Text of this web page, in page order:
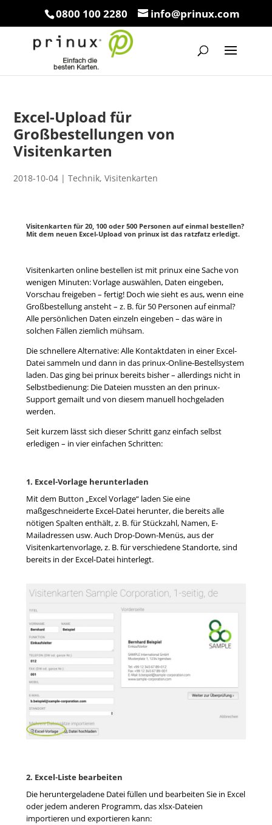
0800 100 2280 info@prinux.com
Excel-Upload für
Großbestellungen von
Visitenkarten
2018-10-04 |Technik,Visitenkarten
Visitenkarten für 20, 100 oder 500 Personen auf einmal bestellen?
Mit dem neuen Excel-Upload von prinux ist das ratzfatz erledigt.
Visitenkarten online bestellen ist mit prinux eine Sache von
wenigen Minuten: Vorlage auswählen, Daten eingeben,
Vorschau freigeben – fertig! Doch wie sieht es aus, wenn eine
Großbestellung ansteht – z. B. für 50 Personen auf einmal?
Alle persönlichen Daten einzeln eingeben – das wäre in
solchen Fällen ziemlich mühsam.
Die schnellere Alternative: Alle Kontaktdaten in einer Excel-
Datei sammeln und dann in das prinux-Online-Bestellsystem
laden. Das ging bei prinux bereits bisher – allerdings nicht in
Selbstbedienung: Die Dateien mussten an den prinux-
Support gemailt und von diesem manuell hochgeladen
werden.
Seit kurzem lässt sich dieser Schritt ganz einfach selbst
erledigen – in vier einfachen Schritten:
1. Excel-Vorlage herunterladen
Mit dem Button „Excel Vorlage“ laden Sie eine
maßgeschneiderte Excel-Datei herunter, die bereits alle
nötigen Spalten enthält, z. B. für Stückzahl, Namen, E-
Mailadressen usw. Auch Drop-Down-Menüs, aus der
Visitenkartenvorlage, z. B. für verschiedene Standorte, sind
bereits in der Excel-Datei hinterlegt.
2. Excel-Liste bearbeiten
Die heruntergeladene Datei füllen und bearbeiten Sie in Excel
oder jedem anderen Programm, das xlsx-Dateien
importieren und exportieren kann: